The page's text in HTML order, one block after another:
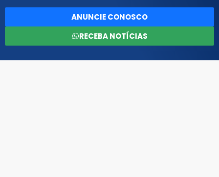
ANUNCIE CONOSCO
RECEBA NOTÍCIAS